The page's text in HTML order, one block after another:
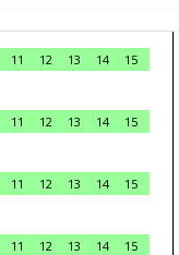
11 12 13 14
15
11 12 13 14
15
11 12 13 14
15
11 12 13 14
15